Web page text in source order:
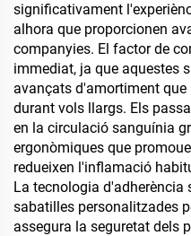
significativament
alhora que proporcionen
companyies. El factor de
immediat, ja que aquestes
avançats d'amortiment
durant vols llargs. Els
en la circulació sanguínia
ergonòmiques que
redueixen l'inflamació
La tecnologia d'adherència
sabatilles personalitzades
assegura la seguretat dels